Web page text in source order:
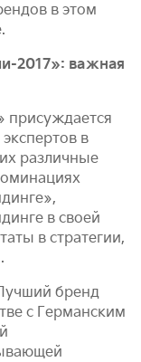
в этом
2017»: важная
присуждается
в
различные
в своей
в стратегии,
бренд
с Германским